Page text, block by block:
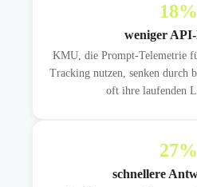
18%
weniger
KMU, die Prompt-Telemetrie
Tracking nutzen, senken durch
oft ihre laufenden
27%
schnellere